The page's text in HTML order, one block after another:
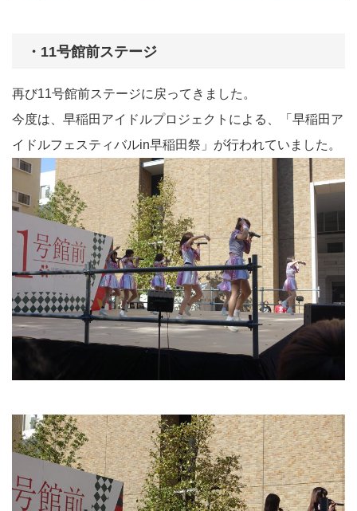
・11号館前ステージ
再び11号館前ステージに戻ってきました。
今度は、早稲田アイドルプロジェクトによる、「早稲田ア
イドルフェスティバルin早稲田祭」が行われていました。